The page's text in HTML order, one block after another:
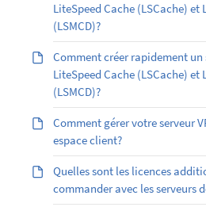
LiteSpeed Cache (LSCache) et
(LSMCD)?
Comment créer rapidement un
LiteSpeed Cache (LSCache) et
(LSMCD)?
Comment gérer votre serveur
espace client?
Quelles sont les licences
commander avec les serveurs